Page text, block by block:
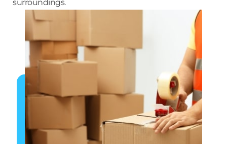
surroundings.